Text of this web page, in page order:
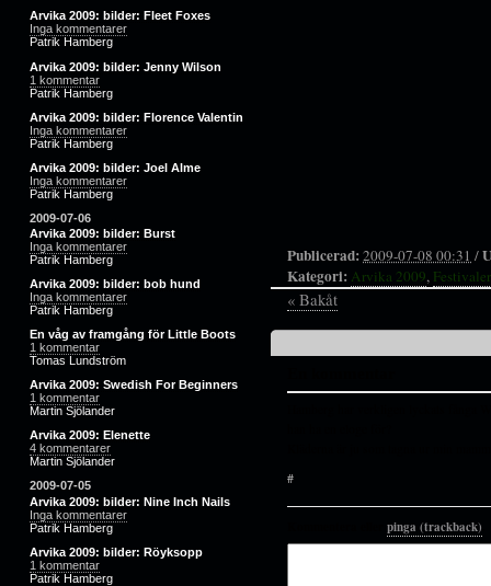
Arvika 2009: bilder: Fleet Foxes
Inga kommentarer
Patrik Hamberg
Arvika 2009: bilder: Jenny Wilson
1 kommentar
Patrik Hamberg
Arvika 2009: bilder: Florence Valentin
Inga kommentarer
Patrik Hamberg
Arvika 2009: bilder: Joel Alme
Inga kommentarer
Patrik Hamberg
2009-07-06
Arvika 2009: bilder: Burst
Inga kommentarer
Patrik Hamberg
Arvika 2009: bilder: bob hund
Inga kommentarer
Patrik Hamberg
En våg av framgång för Little Boots
1 kommentar
Tomas Lundström
Arvika 2009: Swedish For Beginners
1 kommentar
Martin Sjölander
Arvika 2009: Elenette
4 kommentarer
Martin Sjölander
2009-07-05
Arvika 2009: bilder: Nine Inch Nails
Inga kommentarer
Patrik Hamberg
Arvika 2009: bilder: Röyksopp
1 kommentar
Patrik Hamberg
Publicerad:2009-07-08 00:31 /
Kategori: Arvika 2009,
« Bakåt
#
pinga (trackback)